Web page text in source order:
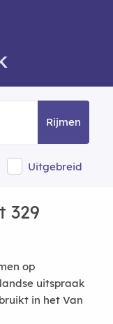
Rijmen
Uitgebreid
329
op
uitspraak
in het Van